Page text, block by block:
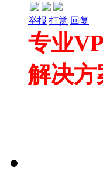
举报 打赏 回复
专业
解决方